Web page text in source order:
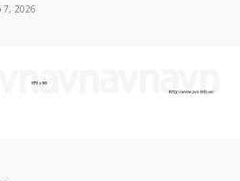
7, 2026